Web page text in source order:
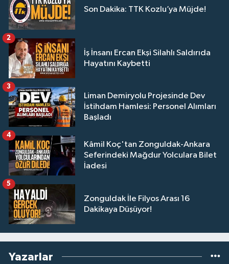
Son Dakika: TTK Kozlu’ya Müjde!
İş İnsanı Ercan Ekşi Silahlı Saldırıda
Hayatını Kaybetti
2
Liman Demiryolu Projesinde Dev
İstihdam Hamlesi: Personel Alımları
Başladı
3
Kâmil Koç'tan Zonguldak-Ankara
Seferindeki Mağdur Yolculara Bilet
İadesi
4
Zonguldak İle Filyos Arası 16
Dakikaya Düşüyor!
5
Yazarlar